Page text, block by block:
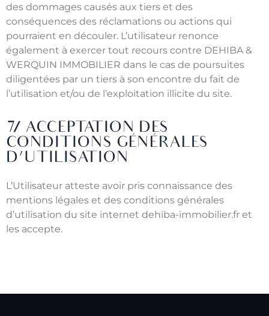
des dommages causés aux tiers et des
conséquences des réclamations ou actions qui
pourraient en découler. L’utilisateur renonce
également à exercer tout recours contre DEHIBA &
WERQUIN IMMOBILIER dans le cas de poursuites
diligentées par un tiers à son encontre du fait de
l’utilisation et/ou de l’exploitation illicite du site.
7/ ACCEPTATION DES
CONDITIONS GÉNÉRALES
D’UTILISATION
L’Utilisateur atteste avoir pris connaissance des
mentions légales et des conditions générales
d’utilisation du site internet dehiba-immobilier.fr et
les accepte.